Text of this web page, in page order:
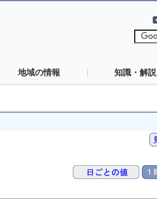
地域の情報 知識・解説